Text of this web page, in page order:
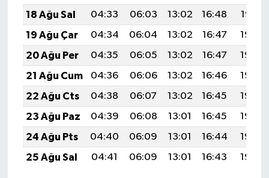
18 Ağu Sal
04:33 06:03 13:02 16:48
19:52
19 Ağu Çar
04:34 06:04 13:02 16:47
19:50
20 Ağu Per
04:35 06:05 13:02 16:47
19:49
21 Ağu Cum
04:36 06:06 13:02 16:46
19:48
22 Ağu Cts
04:38 06:07 13:02 16:45
19:46
23 Ağu Paz
04:39 06:08 13:01 16:45
19:45
24 Ağu Pts
04:40 06:09 13:01 16:44
19:44
25 Ağu Sal
04:41 06:09 13:01 16:43 19:42